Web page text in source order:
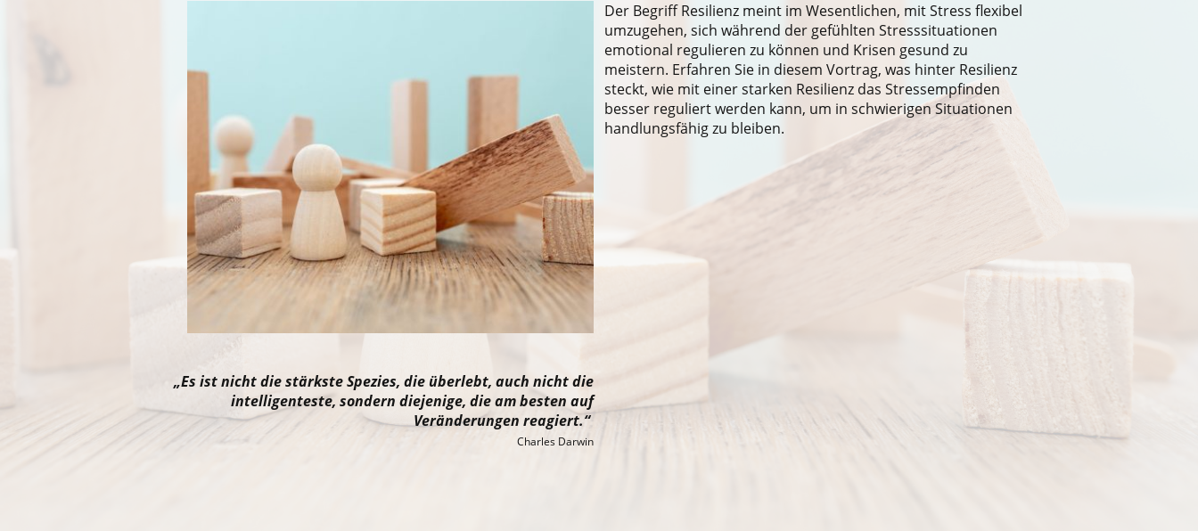
Der Begriff Resilienz meint im Wesentlichen, mit Stress flexibel
umzugehen, sich während der gefühlten Stresssituationen
emotional regulieren zu können und Krisen gesund zu
meistern. Erfahren Sie in diesem Vortrag, was hinter Resilienz
steckt, wie mit einer starken Resilienz das Stressempfinden
besser reguliert werden kann, um in schwierigen Situationen
handlungsfähig zu bleiben.
„Es ist nicht die stärkste Spezies, die überlebt, auch nicht die
intelligenteste, sondern diejenige, die am besten auf
Veränderungen reagiert.“
Charles Darwin